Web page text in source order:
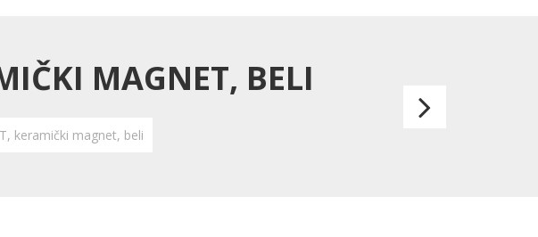
MAGNET, BELI
keramički magnet, beli